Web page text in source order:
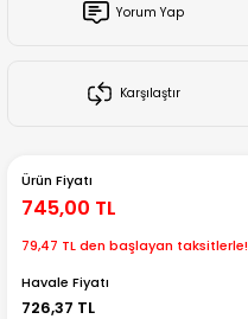
Yorum Yap
Karşılaştır
Ürün Fiyatı
745,00 TL
79,47 TL den başlayan taksitlerle!
Havale Fiyatı
726,37 TL